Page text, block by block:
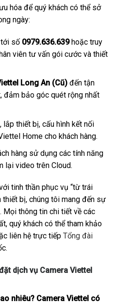
hóa để quý khách có thể sở
ngày:
số 0979.636.639hoặc truy
viên tư vấn gói cước và thiết
Long An (Cũ)đến tận
đảm bảo góc quét rộng nhất
lắp thiết bị, cấu hình kết nối
Home cho khách hàng.
hàng sử dụng các tính năng
lại video trên Cloud.
tinh thần phục vụ “từ trái
thiết bị, chúng tôi mang đến sự
Mọi thông tin chi tiết về các
quý khách có thể tham khảo
liên hệ trực tiếp Tổng đài
dịch vụ Camera Viettel
nhiêu? Camera Viettel có